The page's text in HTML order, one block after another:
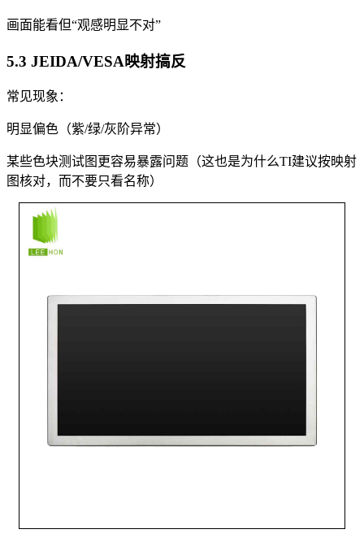
画面能看但“观感明显不对”
5.3 JEIDA/VESA映射搞反
常见现象：
明显偏色（紫/绿/灰阶异常）
某些色块测试图更容易暴露问题（这也是为什么TI建议按映射
图核对，而不要只看名称）